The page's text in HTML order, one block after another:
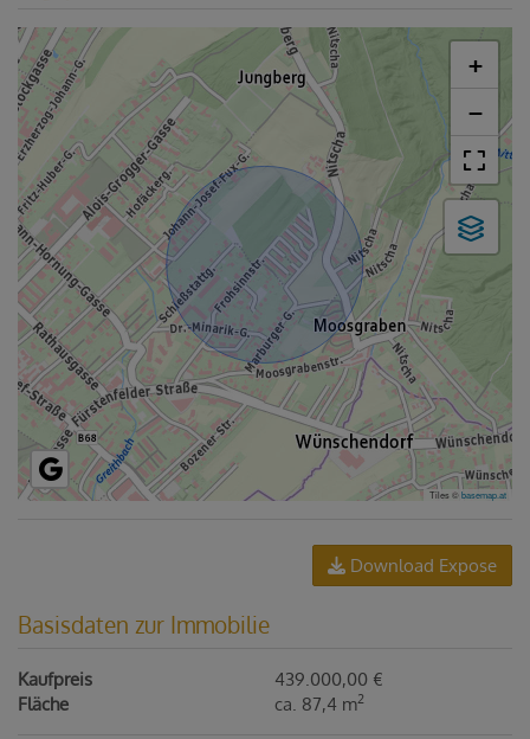
+
−
Tiles ©basemap.at
Download Expose
Basisdaten zur Immobilie
Kaufpreis
439.000,00 €
Fläche
ca. 87,4 m2